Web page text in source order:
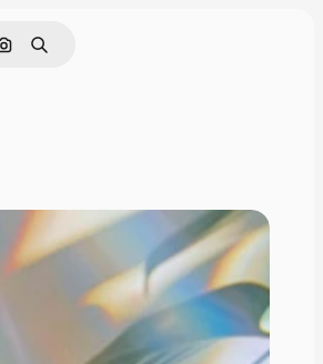
Cerca per immagine
Ricerca